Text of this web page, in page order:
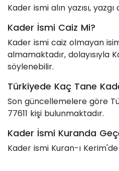
Kader ismi alın yazısı,
Kader İsmi Caiz Mi?
Kader ismi caiz olmayan
almamaktadır, dolayısıyla
söylenebilir.
Türkiyede Kaç Tane
Son güncellemelere göre
77611 kişi bulunmaktadır.
Kader İsmi Kuranda
Kader ismi Kuran-ı